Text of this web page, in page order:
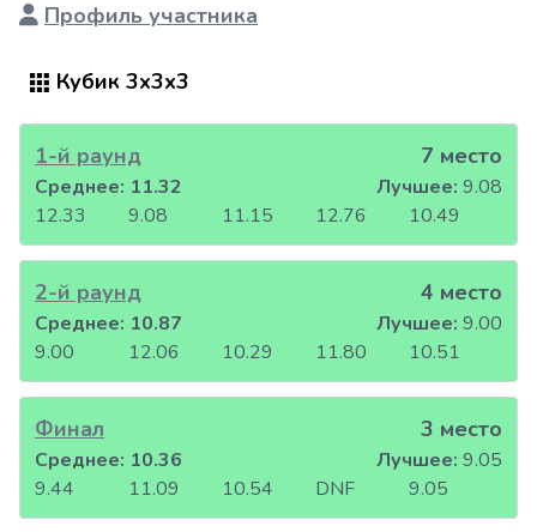
Профиль участника
Кубик 3x3x3
1-й раунд 7 место
12.33 9.08 11.15 12.76 10.49
Среднее: 11.32 Лучшее: 9.08
2-й раунд 4 место
9.00 12.06 10.29 11.80 10.51
Среднее: 10.87 Лучшее: 9.00
Финал 3 место
9.44 11.09 10.54 DNF 9.05
Среднее: 10.36 Лучшее: 9.05